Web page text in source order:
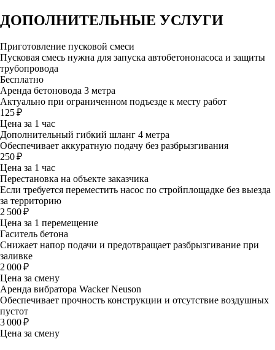
ДОПОЛНИТЕЛЬНЫЕ УСЛУГИ
Приготовление пусковой смеси
Пусковая смесь нужна для запуска автобетононасоса и защиты
трубопровода
Бесплатно
Аренда бетоновода 3 метра
Актуально при ограниченном подъезде к месту работ
125 ₽
Цена за 1 час
Дополнительный гибкий шланг 4 метра
Обеспечивает аккуратную подачу без разбрызгивания
250 ₽
Цена за 1 час
Перестановка на объекте заказчика
Если требуется переместить насос по стройплощадке без выезда
за территорию
2 500 ₽
Цена за 1 перемещение
Гаситель бетона
Снижает напор подачи и предотвращает разбрызгивание при
заливке
2 000 ₽
Цена за смену
Аренда вибратора Wacker Neuson
Обеспечивает прочность конструкции и отсутствие воздушных
пустот
3 000 ₽
Цена за смену